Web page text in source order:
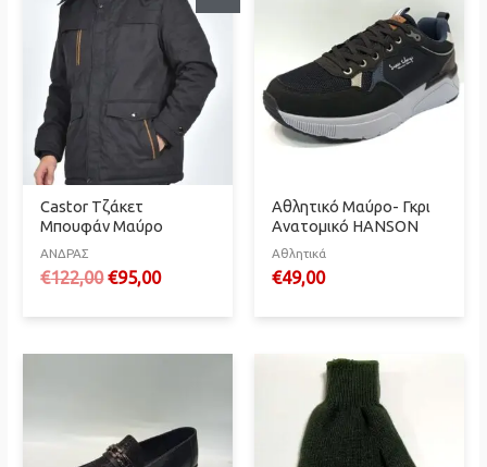
Castor Τζάκετ
Μπουφάν Μαύρο
ΑΝΔΡΑΣ
€122,00Original
was:
€95,00Η
τιμή
Αθλητικό Μαύρο- Γκρι
Ανατομικό HANSON
Αθλητικά
€49,00